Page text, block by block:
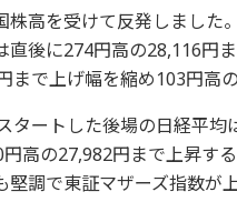
株高を受けて反発しました
直後に274円高の28,116円
まで上げ幅を縮め103円高
タートした後場の日経平
高の27,982円まで上昇す
調で東証マザーズ指数が